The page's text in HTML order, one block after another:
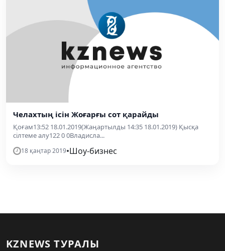
Челахтың ісін Жоғарғы сот қарайды
Қоғам13:52 18.01.2019(Жаңартылды 14:35 18.01.2019) Қысқа
сілтеме алу122 0 0Владисла...
18 қаңтар 2019•Шоу-бизнес
KZNEWS ТУРАЛЫ